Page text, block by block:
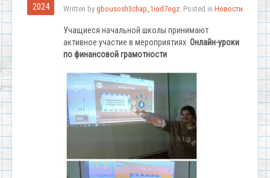
2024 Written by gbousosh3chap_1iod7ogz. Posted in Новости
Учащиеся начальной школы принимают
активное участие в мероприятиях Онлайн-уроки
по финансовой грамотности